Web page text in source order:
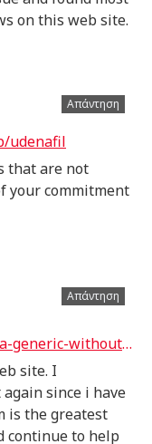
on this web site.
udenafil
Απάντηση
that are not
your commitment
https://bluepillpoint.shop/viagra-generic-without-prescription.html
Απάντηση
site. I
since i have
is the greatest
continue to help